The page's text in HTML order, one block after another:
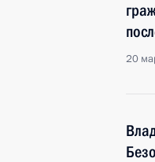
20